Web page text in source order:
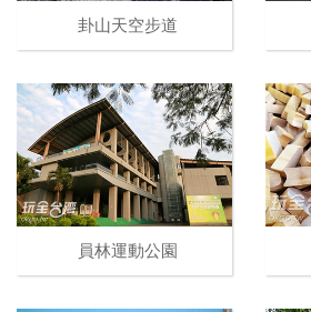
卦山天空步道
員林運動公園